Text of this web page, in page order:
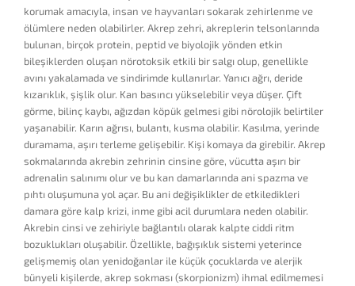
korumak amacıyla, insan ve hayvanları sokarak zehirlenme ve
ölümlere neden olabilirler. Akrep zehri, akreplerin telsonlarında
bulunan, birçok protein, peptid ve biyolojik yönden etkin
bileşiklerden oluşan nörotoksik etkili bir salgı olup, genellikle
avını yakalamada ve sindirimde kullanırlar. Yanıcı ağrı, deride
kızarıklık, şişlik olur. Kan basıncı yükselebilir veya düşer. Çift
görme, bilinç kaybı, ağızdan köpük gelmesi gibi nörolojik belirtiler
yaşanabilir. Karın ağrısı, bulantı, kusma olabilir. Kasılma, yerinde
duramama, aşırı terleme gelişebilir. Kişi komaya da girebilir. Akrep
sokmalarında akrebin zehrinin cinsine göre, vücutta aşırı bir
adrenalin salınımı olur ve bu kan damarlarında ani spazma ve
pıhtı oluşumuna yol açar. Bu ani değişiklikler de etkiledikleri
damara göre kalp krizi, inme gibi acil durumlara neden olabilir.
Akrebin cinsi ve zehiriyle bağlantılı olarak kalpte ciddi ritm
bozuklukları oluşabilir. Özellikle, bağışıklık sistemi yeterince
gelişmemiş olan yenidoğanlar ile küçük çocuklarda ve alerjik
bünyeli kişilerde, akrep sokması (skorpionizm) ihmal edilmemesi